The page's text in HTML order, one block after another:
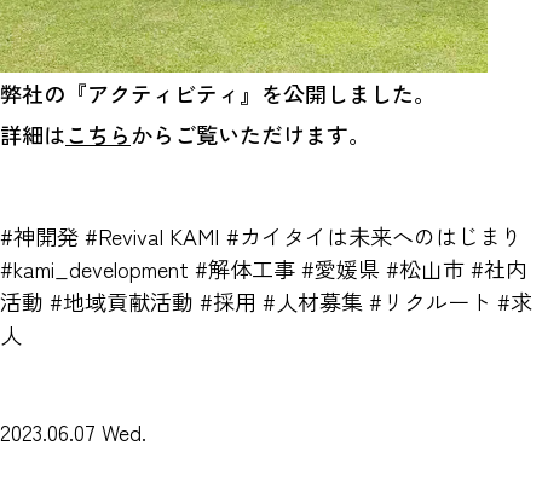
弊社の『アクティビティ』を公開しました。
詳細はこちらからご覧いただけます。
#神開発 #Revival KAMI #カイタイは未来へのはじまり
#kami_development #解体工事 #愛媛県 #松山市 #社内
活動 #地域貢献活動 #採用 #人材募集 #リクルート #求
人
2023.06.07 Wed.